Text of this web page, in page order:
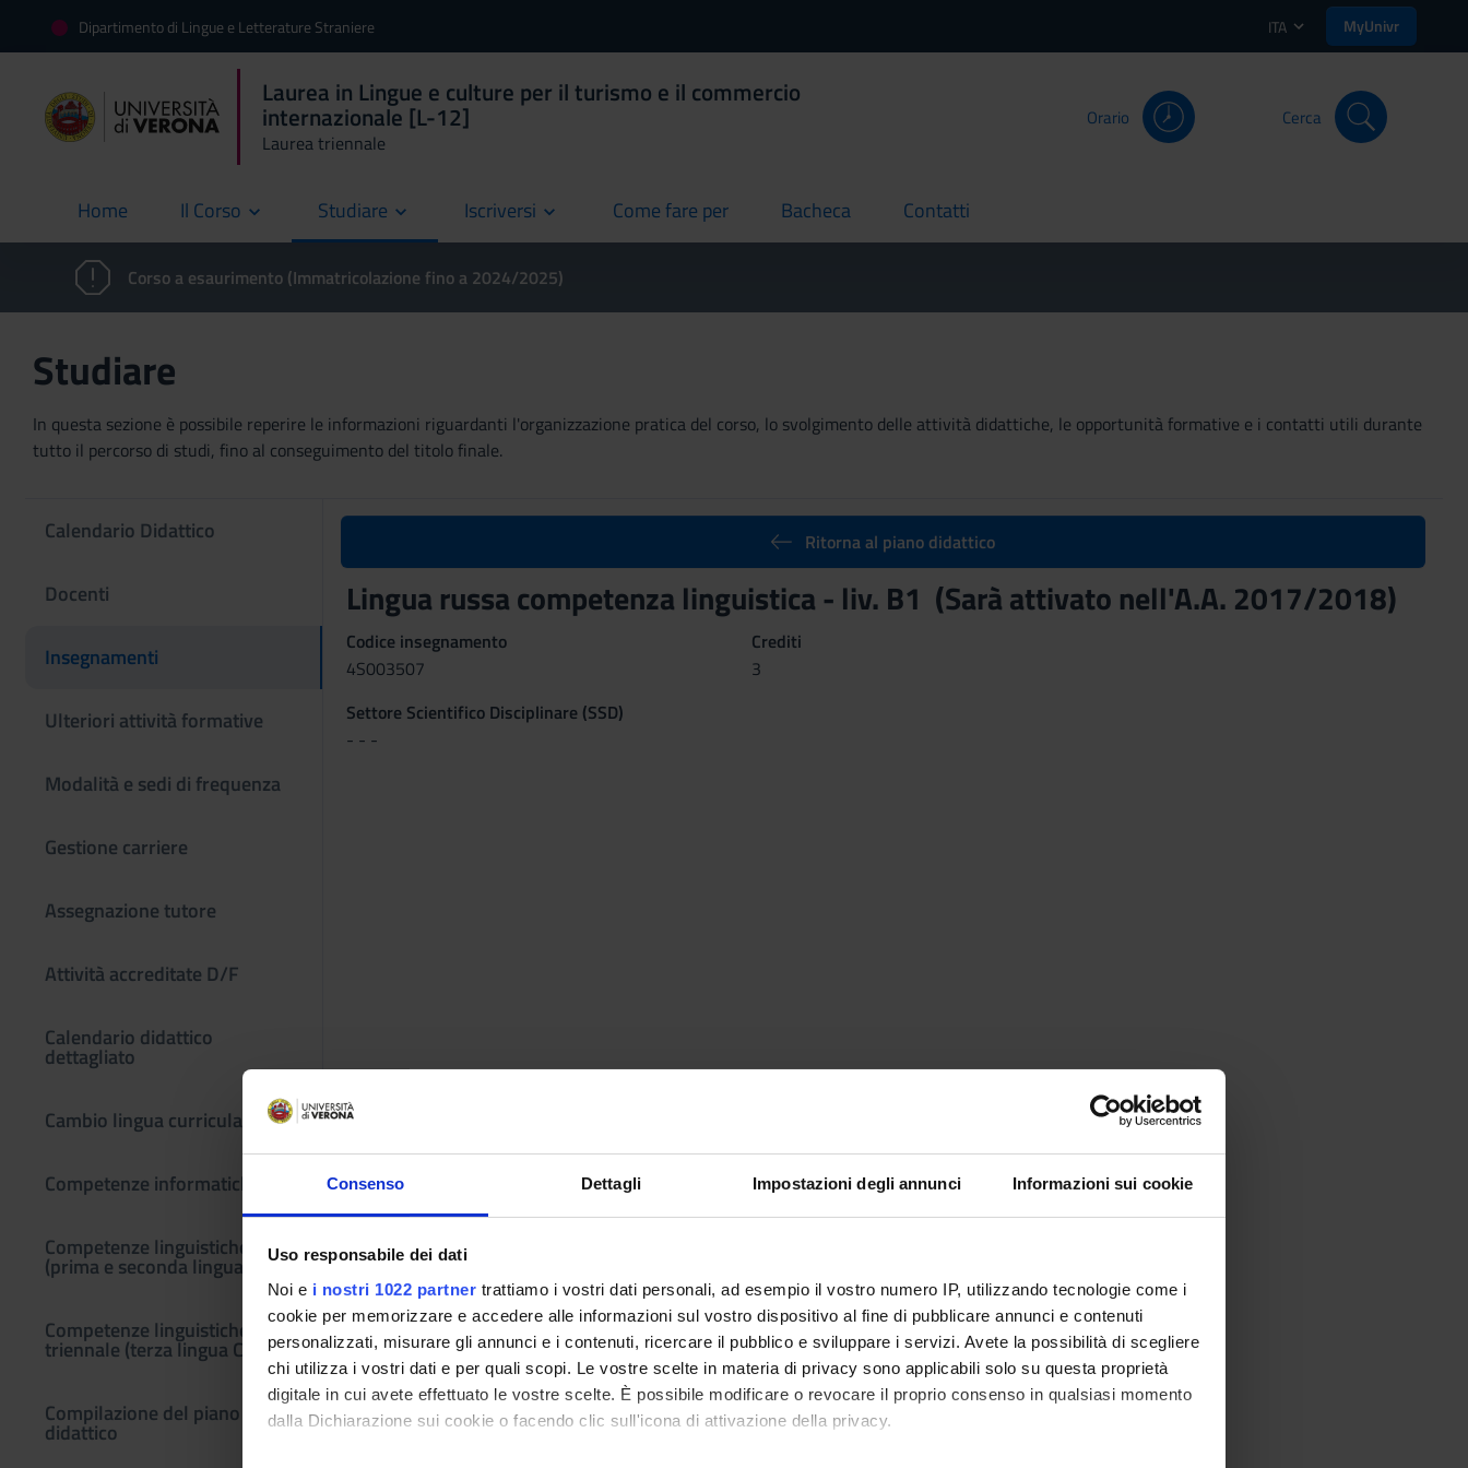
Consenso Dettagli Impostazioni degli annunci Informazioni sui cookie
Uso responsabile dei dati
Noi e i nostri 1022 partner trattiamo i vostri dati personali, ad esempio il vostro numero IP, utilizzando tecnologie come i
cookie per memorizzare e accedere alle informazioni sul vostro dispositivo al fine di pubblicare annunci e contenuti
personalizzati, misurare gli annunci e i contenuti, ricercare il pubblico e sviluppare i servizi. Avete la possibilità di scegliere
chi utilizza i vostri dati e per quali scopi. Le vostre scelte in materia di privacy sono applicabili solo su questa proprietà
digitale in cui avete effettuato le vostre scelte. È possibile modificare o revocare il proprio consenso in qualsiasi momento
dalla Dichiarazione sui cookie o facendo clic sull'icona di attivazione della privacy.
Dipartimento di Lingue e Letterature Straniere ITA MyUnivr
Laurea in Lingue e culture per il turismo e il commercio
internazionale [L-12]
Laurea triennale
Orario Cerca
Home
current Il Corso Studiare Iscriversi Come fare per
current Bacheca
current Contatti
current
Corso a esaurimento (Immatricolazione fino a 2024/2025)
Studiare
In questa sezione è possibile reperire le informazioni riguardanti l'organizzazione pratica del corso, lo svolgimento delle attività didattiche, le opportunità formative e i contatti utili durante
tutto il percorso di studi, fino al conseguimento del titolo finale.
Calendario Didattico
Docenti
Insegnamenti
Ulteriori attività formative
Modalità e sedi di frequenza
Gestione carriere
Assegnazione tutore
Attività accreditate D/F
Calendario didattico
dettagliato
Cambio lingua curriculare
Competenze informatiche
Competenze linguistiche
(prima e seconda lingua)
Competenze linguistiche in
triennale (terza lingua CFU F)
Compilazione del piano
didattico
Ritorna al piano didattico
Lingua russa competenza linguistica - liv. B1 (Sarà attivato nell'A.A. 2017/2018)
Codice insegnamento
4S003507
Crediti
3
Settore Scientifico Disciplinare (SSD)
- - -